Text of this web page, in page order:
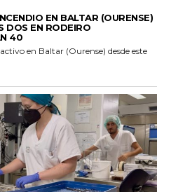
EN BALTAR (OURENSE)
DOS EN RODEIRO
40
en Baltar (Ourense) desde este